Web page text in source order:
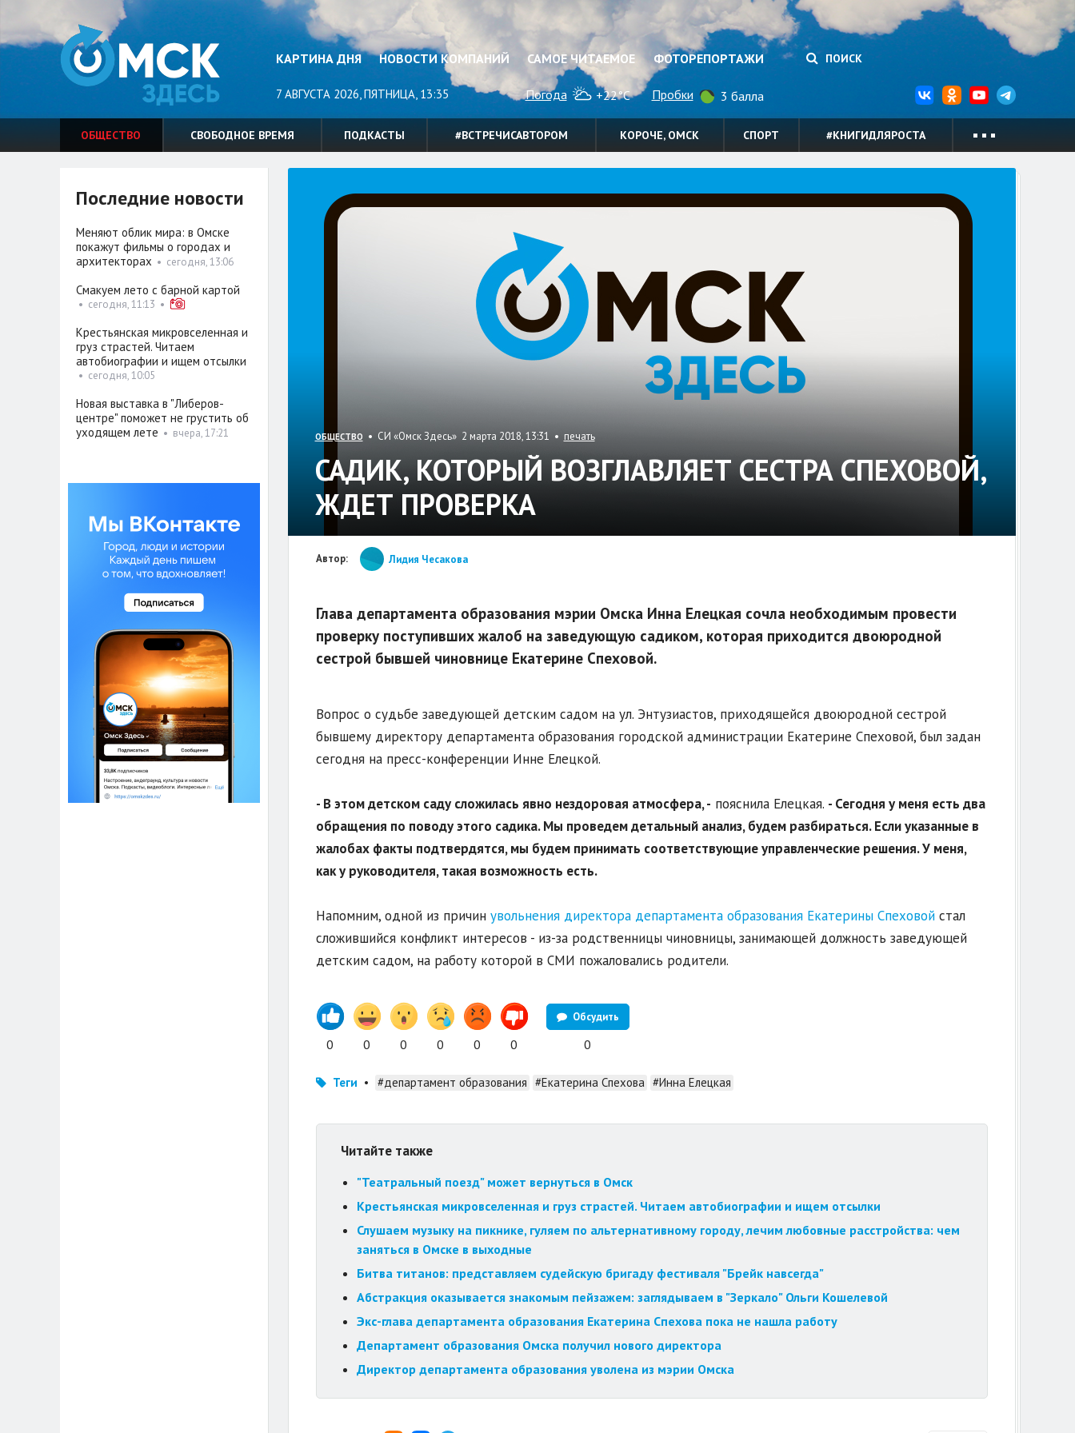
КАРТИНА ДНЯ НОВОСТИ КОМПАНИЙ САМОЕ ЧИТАЕМОЕ ФОТОРЕПОРТАЖИ ПОИСК
7 АВГУСТА 2026, ПЯТНИЦА, 13:35 Погода +22°C Пробки 3 балла
ОБЩЕСТВО СВОБОДНОЕ ВРЕМЯ ПОДКАСТЫ #ВСТРЕЧИСАВТОРОМ КОРОЧЕ, ОМСК СПОРТ #КНИГИДЛЯРОСТА
ОБЩЕСТВО • СИ «Омск Здесь» 2 марта 2018, 13:31 • печать
САДИК, КОТОРЫЙ ВОЗГЛАВЛЯЕТ СЕСТРА СПЕХОВОЙ,
ЖДЕТ ПРОВЕРКА
Автор: Лидия Чесакова
Глава департамента образования мэрии Омска Инна Елецкая сочла необходимым провести
проверку поступивших жалоб на заведующую садиком, которая приходится двоюродной
сестрой бывшей чиновнице Екатерине Спеховой.
Вопрос о судьбе заведующей детским садом на ул. Энтузиастов, приходящейся двоюродной сестрой
бывшему директору департамента образования городской администрации Екатерине Спеховой, был задан
сегодня на пресс-конференции Инне Елецкой.
- В этом детском саду сложилась явно нездоровая атмосфера, - пояснила Елецкая. - Сегодня у меня есть два
обращения по поводу этого садика. Мы проведем детальный анализ, будем разбираться. Если указанные в
жалобах факты подтвердятся, мы будем принимать соответствующие управленческие решения. У меня,
как у руководителя, такая возможность есть.
Напомним, одной из причин увольнения директора департамента образования Екатерины Спеховойстал
сложившийся конфликт интересов - из-за родственницы чиновницы, занимающей должность заведующей
детским садом, на работу которой в СМИ пожаловались родители.
0 0 0 0 0 0
Обсудить
0
Теги • #департамент образования #Екатерина Спехова #Инна Елецкая
Читайте также
"Театральный поезд" может вернуться в Омск
Крестьянская микровселенная и груз страстей. Читаем автобиографии и ищем отсылки
Слушаем музыку на пикнике, гуляем по альтернативному городу, лечим любовные расстройства: чем
заняться в Омске в выходные
Битва титанов: представляем судейскую бригаду фестиваля "Брейк навсегда"
Абстракция оказывается знакомым пейзажем: заглядываем в "Зеркало" Ольги Кошелевой
Экс-глава департамента образования Екатерина Спехова пока не нашла работу
Департамент образования Омска получил нового директора
Директор департамента образования уволена из мэрии Омска
Последние новости
Меняют облик мира: в Омске
покажут фильмы о городах и
архитекторах • сегодня, 13:06
Смакуем лето с барной картой
• сегодня, 11:13 •
Крестьянская микровселенная и
груз страстей. Читаем
автобиографии и ищем отсылки
• сегодня, 10:05
Новая выставка в "Либеров-
центре" поможет не грустить об
уходящем лете • вчера, 17:21